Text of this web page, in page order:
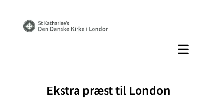
Ekstra præst til London